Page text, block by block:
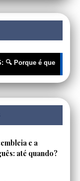
é que os donos
e a
até quando?